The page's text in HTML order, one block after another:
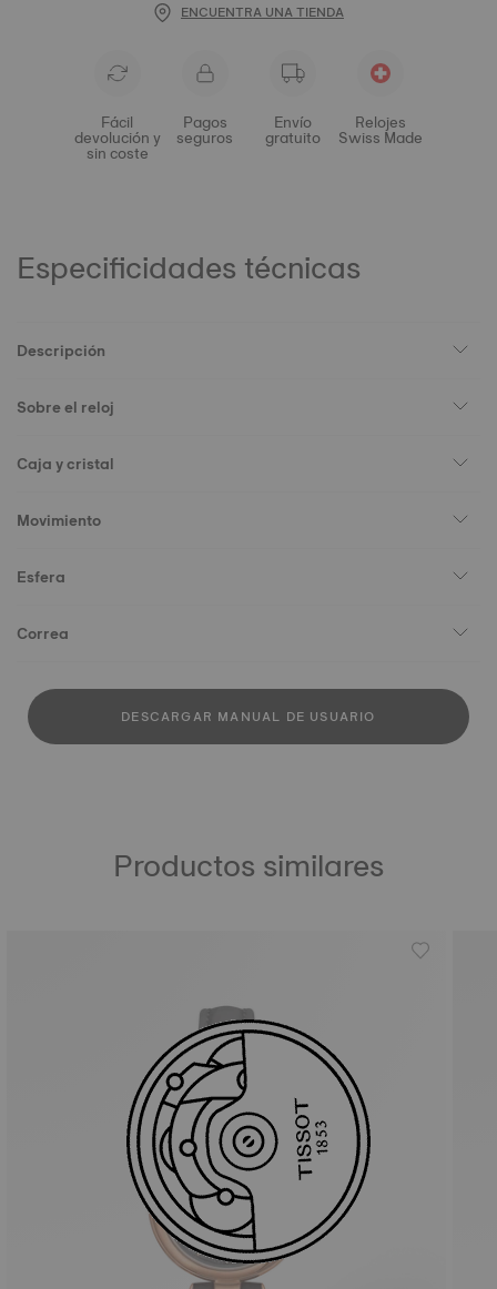
ENCUENTRA UNA TIENDA
Fácil
devolución y
sin coste
Pagos
seguros
Envío
gratuito
Relojes
Swiss Made
Especificidades técnicas
Descripción
Sobre el reloj
Caja y cristal
Movimiento
Esfera
Correa
DESCARGAR MANUAL DE USUARIO
Productos similares